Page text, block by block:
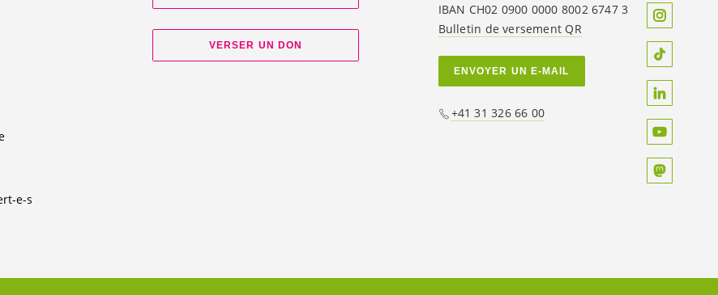
e-s
VERSER UN DON
IBAN CH02 0900 0000 8002 6747 3
Bulletin de versement QR
ENVOYER UN E-MAIL
+41 31 326 66 00